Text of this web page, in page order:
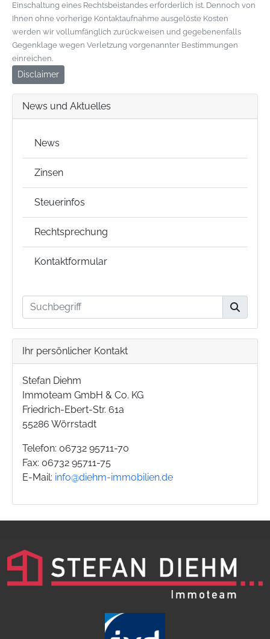
Einschaltung eines Rechtsbeistandes erforderlich ist. Dennoch von
Ihnen ohne vorherige Kontaktaufnahme ausgelöste Kosten
werden wir vollumfänglich zurückweisen und gegebenenfalls
Gegenklage wegen Verletzung vorgenannter Bestimmungen
einreichen.
Disclaimer
News und Aktuelles
News
Zinsen
Steuerinfos
Rechtsprechung
Kontaktformular
Ihr persönlicher Kontakt
Stefan Diehm
Immoteam GmbH & Co. KG
Friedrich-Ebert-Str. 61a
55286 Wörrstadt
Telefon: 06732 95711-70
Fax: 06732 95711-75
E-Mail: info@diehm-immobilien.de